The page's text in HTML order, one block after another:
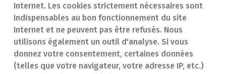
Internet. Les cookies strictement nécessaires sont
indispensables au bon fonctionnement du site
Internet et ne peuvent pas être refusés. Nous
utilisons également un outil d'analyse. Si vous
donnez votre consentement, certaines données
(telles que votre navigateur, votre adresse IP, etc.)
Trouver une
pharmacie
Notre expertise
En cas d'urgence
Contact
Questions